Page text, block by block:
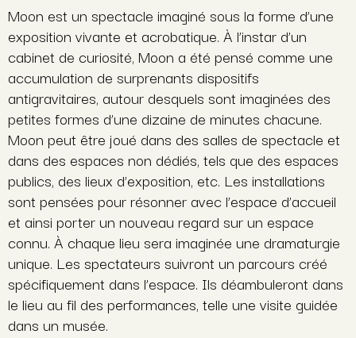
Moon est un spectacle imaginé sous la forme d’une
exposition vivante et acrobatique. À l’instar d’un
cabinet de curiosité, Moon a été pensé comme une
accumulation de surprenants dispositifs
antigravitaires, autour desquels sont imaginées des
petites formes d’une dizaine de minutes chacune.
Moon peut être joué dans des salles de spectacle et
dans des espaces non dédiés, tels que des espaces
publics, des lieux d’exposition, etc. Les installations
sont pensées pour résonner avec l’espace d’accueil
et ainsi porter un nouveau regard sur un espace
connu. À chaque lieu sera imaginée une dramaturgie
unique. Les spectateurs suivront un parcours créé
spécifiquement dans l’espace. Ils déambuleront dans
le lieu au fil des performances, telle une visite guidée
dans un musée.